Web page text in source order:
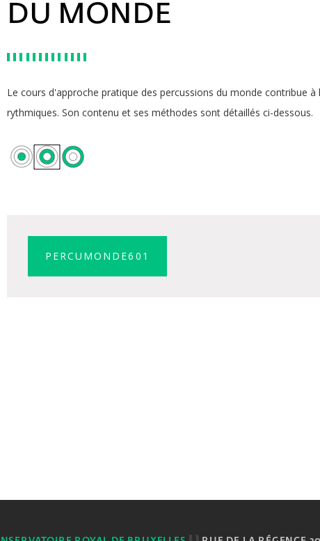
DU MONDE
Le cours d'approche pratique des percussions du monde contribue
rythmiques. Son contenu et ses méthodes sont détaillés ci-dessous.
PERCUMONDE601